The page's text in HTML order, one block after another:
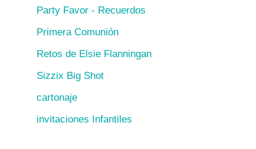
Party Favor - Recuerdos
Primera Comunión
Retos de Elsie Flanningan
Sizzix Big Shot
cartonaje
invitaciones Infantiles